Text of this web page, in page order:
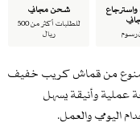
رسوم
شحن مجاني
للطلبات أكثر من 500
ريال
مصنوع من قماش كريب خفيف
عملية وأنيقة يسهل
اليومي والعمل.